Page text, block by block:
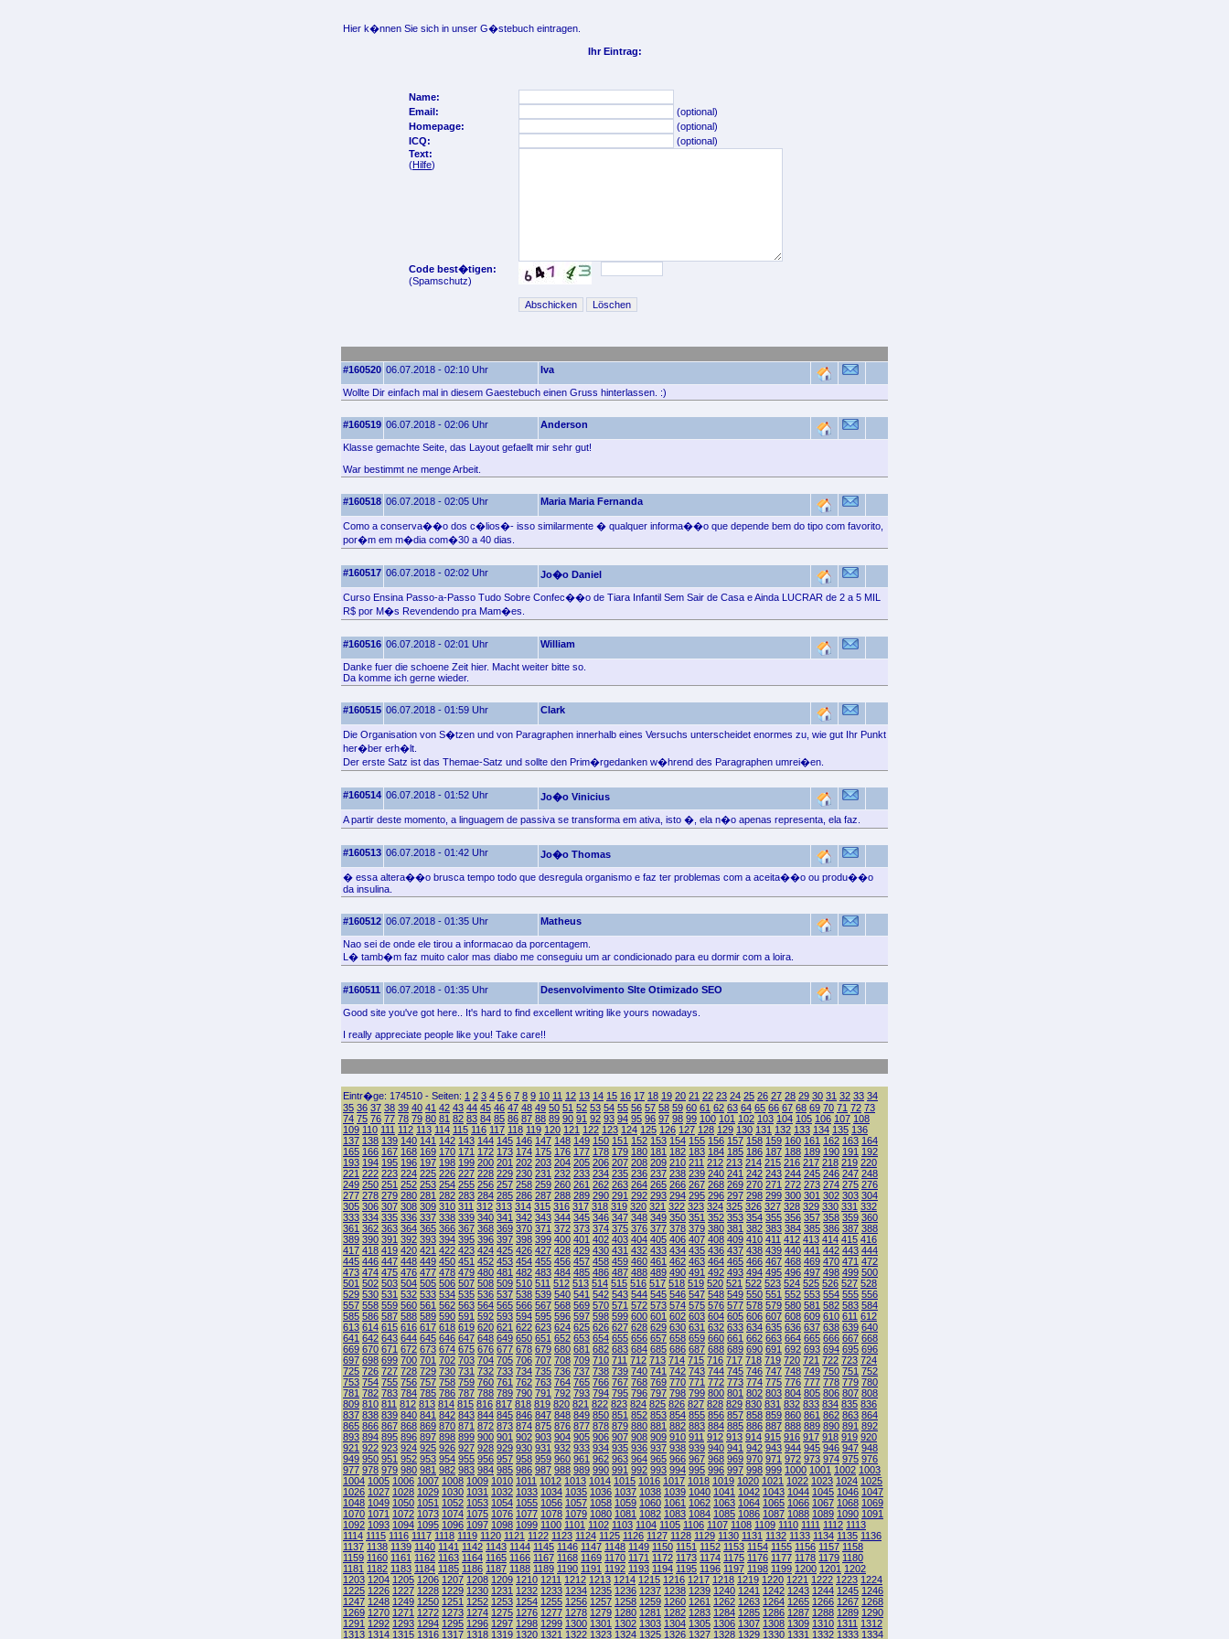
Hier k�nnen Sie sich in unser G�stebuch eintragen.
Ihr Eintrag:
Name:
Email:
(optional)
Homepage:
(optional)
ICQ:
(optional)
Text:
(Hilfe)
Code best�tigen:
(Spamschutz)
#160520 06.07.2018 - 02:10 Uhr Iva
Wollte Dir einfach mal in diesem Gaestebuch einen Gruss hinterlassen. :)
#160519 06.07.2018 - 02:06 Uhr Anderson
Klasse gemachte Seite, das Layout gefaellt mir sehr gut!
War bestimmt ne menge Arbeit.
#160518 06.07.2018 - 02:05 Uhr Maria Maria Fernanda
Como a conserva��o dos c�lios�- isso similarmente � qualquer informa��o que depende bem do tipo com favorito,
por�m em m�dia com�30 a 40 dias.
#160517 06.07.2018 - 02:02 Uhr Jo�o Daniel
Curso Ensina Passo-a-Passo Tudo Sobre Confec��o de Tiara Infantil Sem Sair de Casa e Ainda LUCRAR de 2 a 5 MIL
R$ por M�s Revendendo pra Mam�es.
#160516 06.07.2018 - 02:01 Uhr William
Danke fuer die schoene Zeit hier. Macht weiter bitte so.
Da komme ich gerne wieder.
#160515 06.07.2018 - 01:59 Uhr Clark
Die Organisation von S�tzen und von Paragraphen innerhalb eines Versuchs unterscheidet enormes zu, wie gut Ihr Punkt
her�ber erh�lt.
Der erste Satz ist das Themae-Satz und sollte den Prim�rgedanken w�hrend des Paragraphen umrei�en.
#160514 06.07.2018 - 01:52 Uhr Jo�o Vinicius
A partir deste momento, a linguagem de passiva se transforma em ativa, isto �, ela n�o apenas representa, ela faz.
#160513 06.07.2018 - 01:42 Uhr Jo�o Thomas
� essa altera��o brusca tempo todo que desregula organismo e faz ter problemas com a aceita��o ou produ��o
da insulina.
#160512 06.07.2018 - 01:35 Uhr Matheus
Nao sei de onde ele tirou a informacao da porcentagem.
L� tamb�m faz muito calor mas diabo me conseguiu um ar condicionado para eu dormir com a loira.
#160511 06.07.2018 - 01:35 Uhr Desenvolvimento SIte Otimizado SEO
Good site you've got here.. It's hard to find excellent writing like yours nowadays.
I really appreciate people like you! Take care!!
Eintr�ge: 174510 - Seiten: 1 2 3 4 5 6 7 8 9 10 11 12 13 14 15 16 17 18 19 20 21 22 23 24 25 26 27 28 29 30 31 32 33 34
35 36 37 38 39 40 41 42 43 44 45 46 47 48 49 50 51 52 53 54 55 56 57 58 59 60 61 62 63 64 65 66 67 68 69 70 71 72 73
74 75 76 77 78 79 80 81 82 83 84 85 86 87 88 89 90 91 92 93 94 95 96 97 98 99 100 101 102 103 104 105 106 107 108
109 110 111 112 113 114 115 116 117 118 119 120 121 122 123 124 125 126 127 128 129 130 131 132 133 134 135 136
137 138 139 140 141 142 143 144 145 146 147 148 149 150 151 152 153 154 155 156 157 158 159 160 161 162 163 164
165 166 167 168 169 170 171 172 173 174 175 176 177 178 179 180 181 182 183 184 185 186 187 188 189 190 191 192
193 194 195 196 197 198 199 200 201 202 203 204 205 206 207 208 209 210 211 212 213 214 215 216 217 218 219 220
221 222 223 224 225 226 227 228 229 230 231 232 233 234 235 236 237 238 239 240 241 242 243 244 245 246 247 248
249 250 251 252 253 254 255 256 257 258 259 260 261 262 263 264 265 266 267 268 269 270 271 272 273 274 275 276
277 278 279 280 281 282 283 284 285 286 287 288 289 290 291 292 293 294 295 296 297 298 299 300 301 302 303 304
305 306 307 308 309 310 311 312 313 314 315 316 317 318 319 320 321 322 323 324 325 326 327 328 329 330 331 332
333 334 335 336 337 338 339 340 341 342 343 344 345 346 347 348 349 350 351 352 353 354 355 356 357 358 359 360
361 362 363 364 365 366 367 368 369 370 371 372 373 374 375 376 377 378 379 380 381 382 383 384 385 386 387 388
389 390 391 392 393 394 395 396 397 398 399 400 401 402 403 404 405 406 407 408 409 410 411 412 413 414 415 416
417 418 419 420 421 422 423 424 425 426 427 428 429 430 431 432 433 434 435 436 437 438 439 440 441 442 443 444
445 446 447 448 449 450 451 452 453 454 455 456 457 458 459 460 461 462 463 464 465 466 467 468 469 470 471 472
473 474 475 476 477 478 479 480 481 482 483 484 485 486 487 488 489 490 491 492 493 494 495 496 497 498 499 500
501 502 503 504 505 506 507 508 509 510 511 512 513 514 515 516 517 518 519 520 521 522 523 524 525 526 527 528
529 530 531 532 533 534 535 536 537 538 539 540 541 542 543 544 545 546 547 548 549 550 551 552 553 554 555 556
557 558 559 560 561 562 563 564 565 566 567 568 569 570 571 572 573 574 575 576 577 578 579 580 581 582 583 584
585 586 587 588 589 590 591 592 593 594 595 596 597 598 599 600 601 602 603 604 605 606 607 608 609 610 611 612
613 614 615 616 617 618 619 620 621 622 623 624 625 626 627 628 629 630 631 632 633 634 635 636 637 638 639 640
641 642 643 644 645 646 647 648 649 650 651 652 653 654 655 656 657 658 659 660 661 662 663 664 665 666 667 668
669 670 671 672 673 674 675 676 677 678 679 680 681 682 683 684 685 686 687 688 689 690 691 692 693 694 695 696
697 698 699 700 701 702 703 704 705 706 707 708 709 710 711 712 713 714 715 716 717 718 719 720 721 722 723 724
725 726 727 728 729 730 731 732 733 734 735 736 737 738 739 740 741 742 743 744 745 746 747 748 749 750 751 752
753 754 755 756 757 758 759 760 761 762 763 764 765 766 767 768 769 770 771 772 773 774 775 776 777 778 779 780
781 782 783 784 785 786 787 788 789 790 791 792 793 794 795 796 797 798 799 800 801 802 803 804 805 806 807 808
809 810 811 812 813 814 815 816 817 818 819 820 821 822 823 824 825 826 827 828 829 830 831 832 833 834 835 836
837 838 839 840 841 842 843 844 845 846 847 848 849 850 851 852 853 854 855 856 857 858 859 860 861 862 863 864
865 866 867 868 869 870 871 872 873 874 875 876 877 878 879 880 881 882 883 884 885 886 887 888 889 890 891 892
893 894 895 896 897 898 899 900 901 902 903 904 905 906 907 908 909 910 911 912 913 914 915 916 917 918 919 920
921 922 923 924 925 926 927 928 929 930 931 932 933 934 935 936 937 938 939 940 941 942 943 944 945 946 947 948
949 950 951 952 953 954 955 956 957 958 959 960 961 962 963 964 965 966 967 968 969 970 971 972 973 974 975 976
977 978 979 980 981 982 983 984 985 986 987 988 989 990 991 992 993 994 995 996 997 998 999 1000 1001 1002 1003
1004 1005 1006 1007 1008 1009 1010 1011 1012 1013 1014 1015 1016 1017 1018 1019 1020 1021 1022 1023 1024 1025
1026 1027 1028 1029 1030 1031 1032 1033 1034 1035 1036 1037 1038 1039 1040 1041 1042 1043 1044 1045 1046 1047
1048 1049 1050 1051 1052 1053 1054 1055 1056 1057 1058 1059 1060 1061 1062 1063 1064 1065 1066 1067 1068 1069
1070 1071 1072 1073 1074 1075 1076 1077 1078 1079 1080 1081 1082 1083 1084 1085 1086 1087 1088 1089 1090 1091
1092 1093 1094 1095 1096 1097 1098 1099 1100 1101 1102 1103 1104 1105 1106 1107 1108 1109 1110 1111 1112 1113
1114 1115 1116 1117 1118 1119 1120 1121 1122 1123 1124 1125 1126 1127 1128 1129 1130 1131 1132 1133 1134 1135 1136
1137 1138 1139 1140 1141 1142 1143 1144 1145 1146 1147 1148 1149 1150 1151 1152 1153 1154 1155 1156 1157 1158
1159 1160 1161 1162 1163 1164 1165 1166 1167 1168 1169 1170 1171 1172 1173 1174 1175 1176 1177 1178 1179 1180
1181 1182 1183 1184 1185 1186 1187 1188 1189 1190 1191 1192 1193 1194 1195 1196 1197 1198 1199 1200 1201 1202
1203 1204 1205 1206 1207 1208 1209 1210 1211 1212 1213 1214 1215 1216 1217 1218 1219 1220 1221 1222 1223 1224
1225 1226 1227 1228 1229 1230 1231 1232 1233 1234 1235 1236 1237 1238 1239 1240 1241 1242 1243 1244 1245 1246
1247 1248 1249 1250 1251 1252 1253 1254 1255 1256 1257 1258 1259 1260 1261 1262 1263 1264 1265 1266 1267 1268
1269 1270 1271 1272 1273 1274 1275 1276 1277 1278 1279 1280 1281 1282 1283 1284 1285 1286 1287 1288 1289 1290
1291 1292 1293 1294 1295 1296 1297 1298 1299 1300 1301 1302 1303 1304 1305 1306 1307 1308 1309 1310 1311 1312
1313 1314 1315 1316 1317 1318 1319 1320 1321 1322 1323 1324 1325 1326 1327 1328 1329 1330 1331 1332 1333 1334